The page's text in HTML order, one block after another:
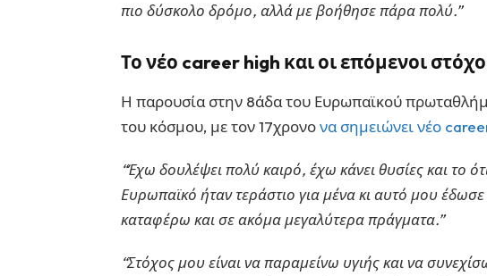
πιο δύσκολο δρόμο, αλλά με βοήθησε πάρα πολύ.”
Το νέο career high και οι επόμενοι
Η παρουσία στην 8άδα του Ευρωπαϊκού
του κόσμου, με τον 17χρονονα σημειώνει νέο
“Έχω δουλέψει πολύ καιρό, έχω κάνει θυσίες και το
Ευρωπαϊκό ήταν τεράστιο για μένα κι αυτό μου
καταφέρω και σε ακόμα μεγαλύτερα πράγματα.”
“Στόχος μου είναι να παραμείνω υγιής και να